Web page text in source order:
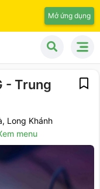
Mở ứng dụng
- Trung
Long Khánh
menu